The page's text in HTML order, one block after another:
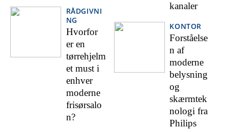
RÅDGIVNI
NG
Hvorfor
er en
tørrehjelm
et must i
enhver
moderne
frisørsalo
n?
kanaler
KONTOR
Forståelse
n af
moderne
belysning
og
skærmtek
nologi fra
Philips